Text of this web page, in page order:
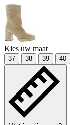
Kies uw maat
37 38 39 40